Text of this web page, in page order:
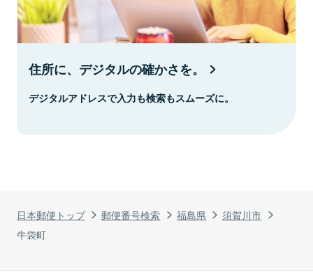
日本郵便トップ 郵便番号検索 福島県
須賀川市
牛袋町
住所に、デジタルの確かさを。
デジタルアドレスで入力も検索もスムーズに。